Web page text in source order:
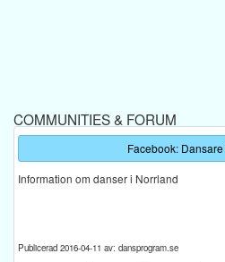
COMMUNITIES & FORUM
Facebook:
Information om danser i Norrland
Publicerad 2016-04-11 av: dansprogram.se